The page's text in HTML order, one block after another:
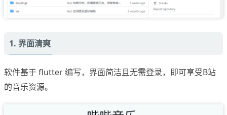
1. 界面清爽
软件基于 flutter 编写，界面简洁且无需登录，即可享受B站
的音乐资源。